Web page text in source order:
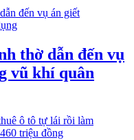
thờ dẫn đến vụ
vũ khí quân